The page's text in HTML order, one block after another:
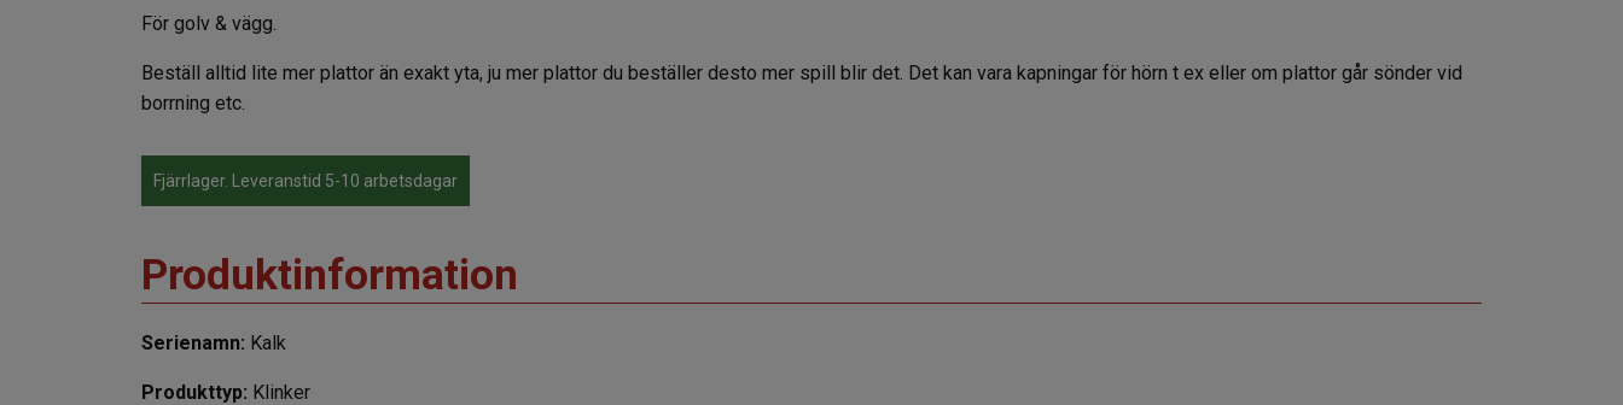
För golv & vägg.
Beställ alltid lite mer plattor än exakt yta, ju mer plattor du beställer desto mer spill blir det. Det kan vara kapningar för hörn t ex eller om plattor går sönder vid
borrning etc.
Fjärrlager. Leveranstid 5-10 arbetsdagar
Produktinformation
Serienamn: Kalk
Produkttyp: Klinker